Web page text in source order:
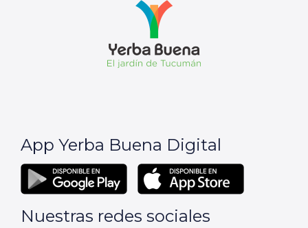
App Yerba Buena Digital
Nuestras redes sociales